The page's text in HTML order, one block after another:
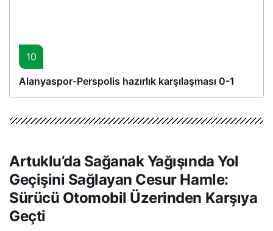
10
Alanyaspor-Perspolis hazırlık karşılaşması 0-1
Artuklu’da Sağanak Yağışında Yol
Geçişini Sağlayan Cesur Hamle:
Sürücü Otomobil Üzerinden Karşıya
Geçti